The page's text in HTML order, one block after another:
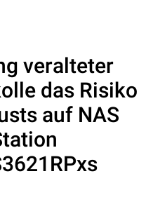
veralteter
das Risiko
auf NAS